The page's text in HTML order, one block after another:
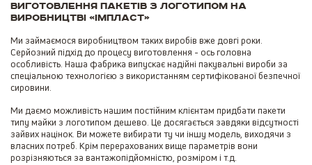
Виготовлення пакетів з логотипом на
виробництві «Імпласт»
Ми займаємося виробництвом таких виробів вже довгі роки.
Серйозний підхід до процесу виготовлення - ось головна
особливість. Наша фабрика випускає надійні пакувальні вироби за
спеціальною технологією з використанням сертифікованої безпечної
сировини.
Ми даємо можливість нашим постійним клієнтам придбати пакети
типу майки з логотипом дешево. Це досягається завдяки відсутності
зайвих націнок. Ви можете вибирати ту чи іншу модель, виходячи з
власних потреб. Крім перерахованих вище параметрів вони
розрізняються за вантажопідйомністю, розміром і т.д.